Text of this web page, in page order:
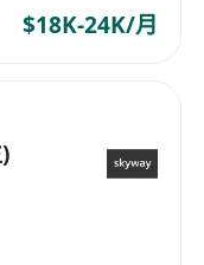
，主修電子工程
接受在職培訓
溝通
$18K-24K/月